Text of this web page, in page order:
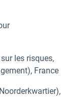
les risques,
France